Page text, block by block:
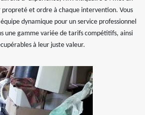
et ordre à chaque intervention. Vous
dynamique pour un service professionnel
une gamme variée de tarifs compétitifs, ainsi
à leur juste valeur.